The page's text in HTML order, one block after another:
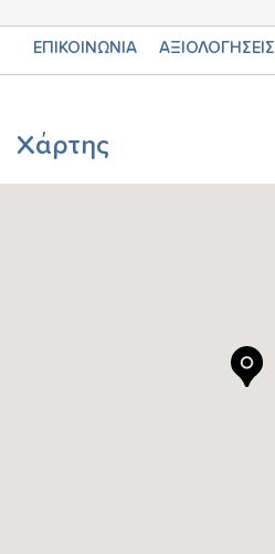
ΕΠΙΚΟΙΝΩΝΙΑ ΑΞΙΟΛΟΓΗΣΕΙΣ
Χάρτης